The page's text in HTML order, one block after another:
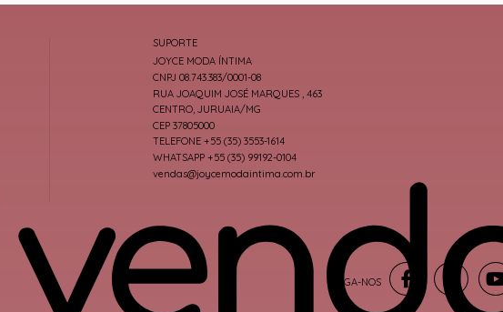
SUPORTE
JOYCE MODA ÍNTIMA
CNPJ 08.743.383/0001-08
RUA JOAQUIM JOSÉ MARQUES , 463
CENTRO, JURUAIA/MG
CEP 37805000
TELEFONE +55 (35) 3553-1614
WHATSAPP +55 (35) 99192-0104
vendas@joycemodaintima.com.br